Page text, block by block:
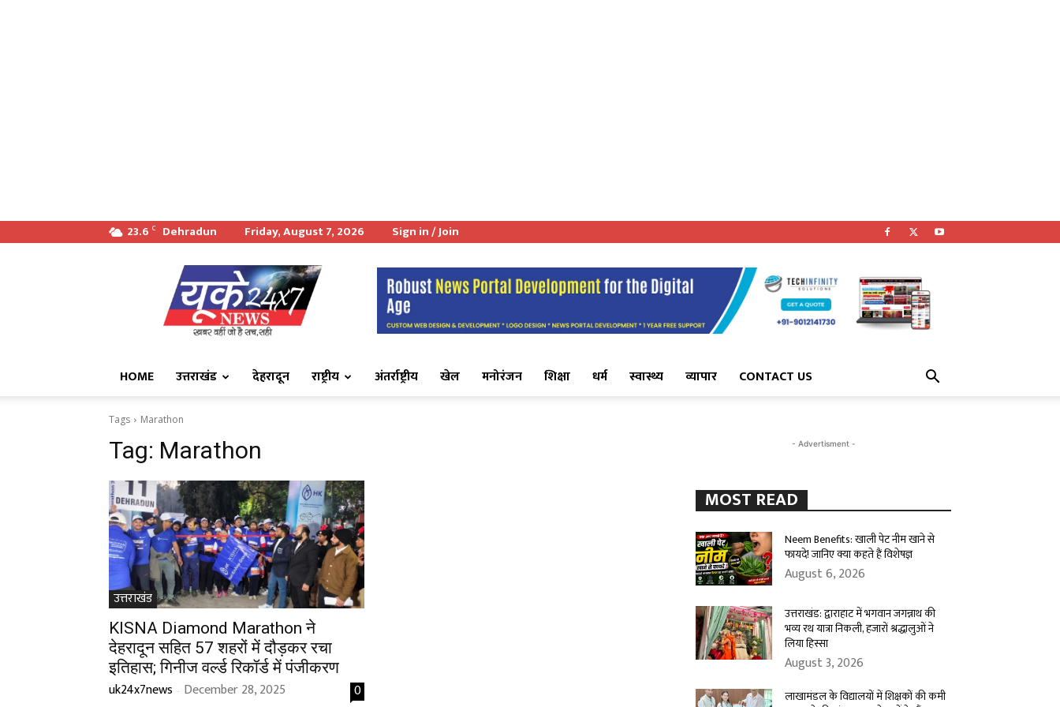
23.6 C Dehradun Friday, August 7, 2026 Sign in / Join
खबर
वही
जो
सच
HOME उत्तराखंड देहरादून राष्ट्रीय अंतर्राष्ट्रीय खेल मनोरंजन शिक्षा धर्म स्वास्थ्य व्यापार CONTACT US
Tags Marathon
Tag: Marathon
उत्तराखंड
KISNA Diamond Marathon ने
देहरादून सहित 57 शहरों में दौड़कर रचा
इतिहास; गिनीज वर्ल्ड रिकॉर्ड में पंजीकरण
uk24x7news - December 28, 2025 0
- Advertisment -
MOST READ
Neem Benefits: खाली पेट नीम खाने से
फायदे! जानिए क्या कहते हैं विशेषज्ञ
August 6, 2026
उत्तराखंड: द्वाराहाट में भगवान जगन्नाथ की
भव्य रथ यात्रा निकली, हजारों श्रद्धालुओं ने
लिया हिस्सा
August 3, 2026
लाखामंडल के विद्यालयों में शिक्षकों की कमी